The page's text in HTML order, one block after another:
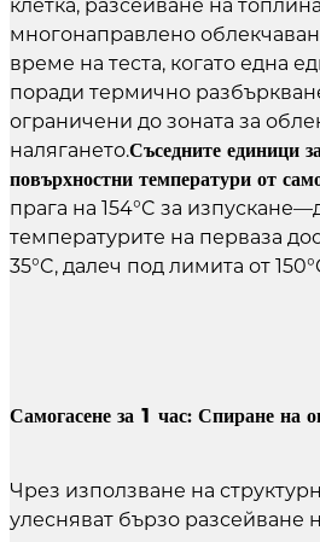
клетка, разсейване на
многонаправлено
време на теста, когато една
поради термично
ограничени до зоната за
налягането.Съседните единици
повърхностни температури от
прага на 154°C за
температурите на перваза
35°C, далеч под лимита от
Самогасене за 1 час: Спиране на
Чрез използване на
улесняват бързо разсейване